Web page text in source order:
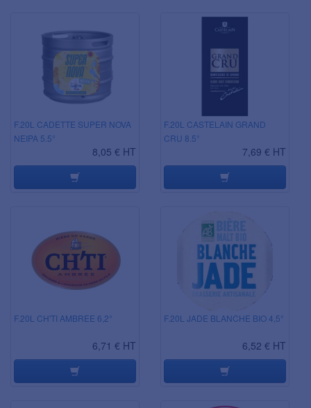
F.20L CADETTE SUPER NOVA
NEIPA 5.5°
8,05 € HT
F.20L CASTELAIN GRAND
CRU 8.5°
7,69 € HT
F.20L CH'TI AMBREE 6,2°
6,71 € HT
F.20L JADE BLANCHE BIO 4,5°
6,52 € HT